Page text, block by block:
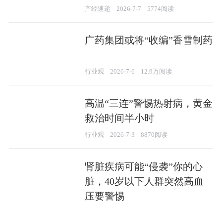
产经速递 2026-7-7 5774阅读
广药集团或将“收编”香雪制药
行业观 2026-7-6 12.9万阅读
高温“三连”警惕热射病，黄金
救治时间半小时
行业观 2026-7-3 8870阅读
肾脏疾病可能“侵袭”你的心
脏，40岁以下人群突然高血
压要警惕